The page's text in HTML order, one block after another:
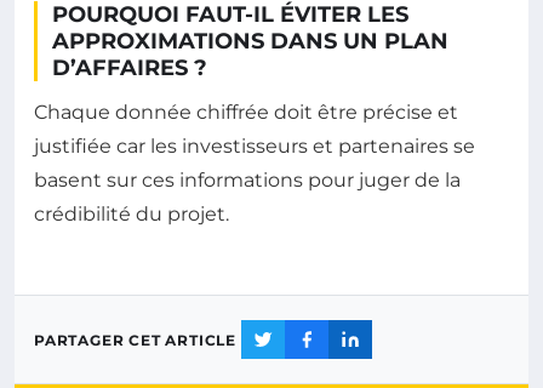
POURQUOI FAUT-IL ÉVITER LES
APPROXIMATIONS DANS UN PLAN
D’AFFAIRES ?
Chaque donnée chiffrée doit être précise et
justifiée car les investisseurs et partenaires se
basent sur ces informations pour juger de la
crédibilité du projet.
PARTAGER CET ARTICLE